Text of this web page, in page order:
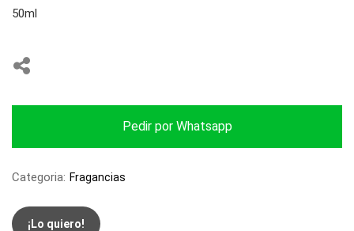
50ml
Pedir por Whatsapp
Categoria: Fragancias
¡Lo quiero!